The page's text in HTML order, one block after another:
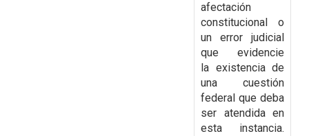
afectación
constitucional o
un error judicial
que evidencie
la existencia de
una cuestión
federal que deba
ser atendida en
esta instancia.